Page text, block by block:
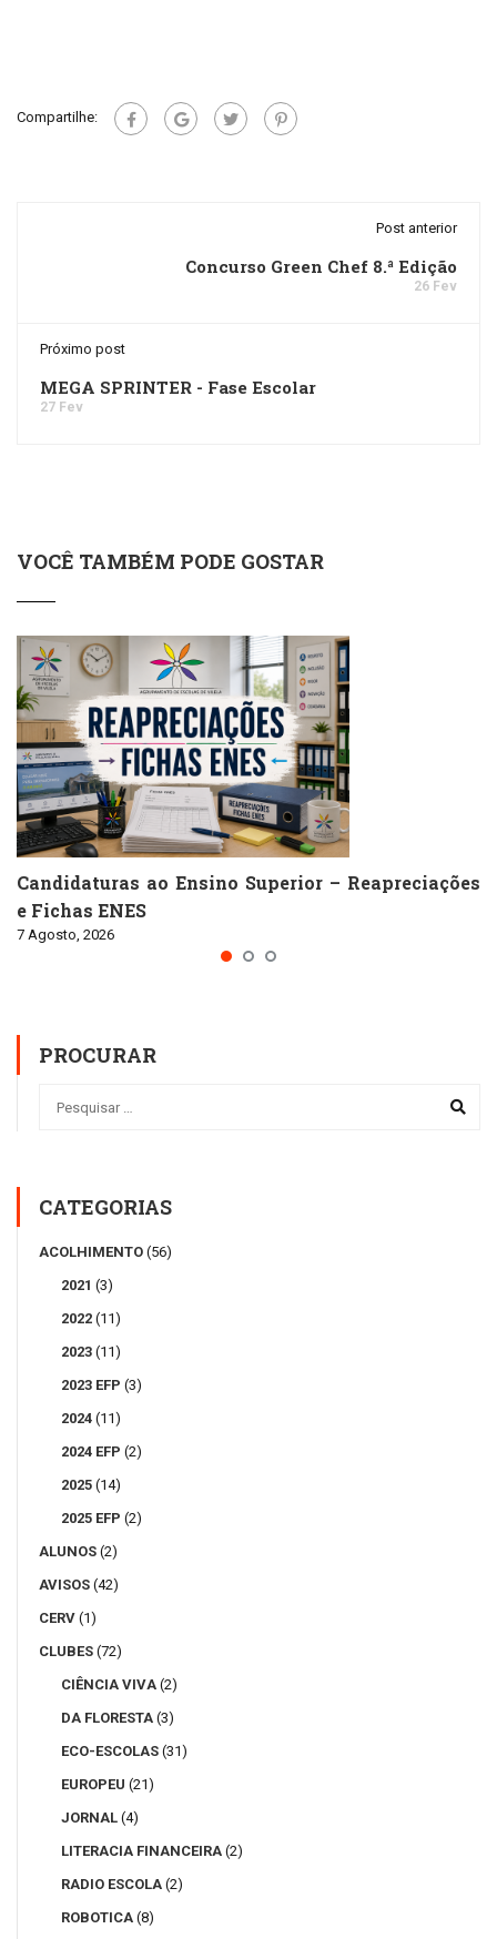
Compartilhe:
Post anterior
Concurso Green Chef 8.ª Edição
26 Fev
Próximo post
MEGA SPRINTER - Fase Escolar
27 Fev
VOCÊ TAMBÉM PODE GOSTAR
Candidaturas ao Ensino Superior – Reapreciações
e Fichas ENES
7 Agosto, 2026
PROCURAR
CATEGORIAS
ACOLHIMENTO (56)
2021 (3)
2022 (11)
2023 (11)
2023 EFP (3)
2024 (11)
2024 EFP (2)
2025 (14)
2025 EFP (2)
ALUNOS (2)
AVISOS (42)
CERV (1)
CLUBES (72)
CIÊNCIA VIVA (2)
DA FLORESTA (3)
ECO-ESCOLAS (31)
EUROPEU (21)
JORNAL (4)
LITERACIA FINANCEIRA (2)
RADIO ESCOLA (2)
ROBOTICA (8)